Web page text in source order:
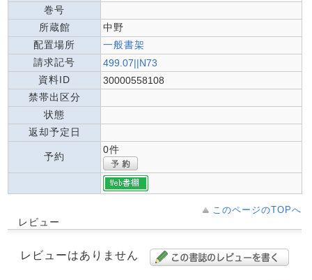
巻号
所蔵館
中野
配置場所
一般書架
請求記号
499.07||N73
資料ID
30000558108
禁帯出区分
状態
返却予定日
予約
0件
このページのTOPへ
レビュー
レビューはありません